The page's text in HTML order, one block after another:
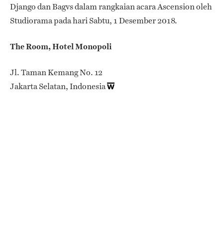
Django dan Bagvs dalam rangkaian acara Ascension oleh
Studiorama pada hari Sabtu, 1 Desember 2018.
The Room, Hotel Monopoli
Jl. Taman Kemang No. 12
Jakarta Selatan, Indonesia